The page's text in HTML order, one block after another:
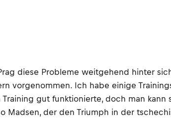
diese Probleme weitgehend hinter
vorgenommen. Ich habe einige
gut funktionierte, doch man
Madsen, der den Triumph in der